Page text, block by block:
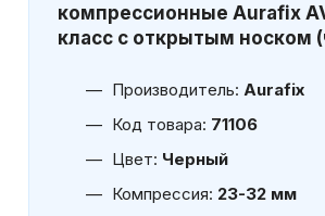
компрессионные Aurafix
класс с открытым носком
Производитель: Aurafix
Код товара: 71106
Цвет: Черный
Компрессия: 23-32 мм